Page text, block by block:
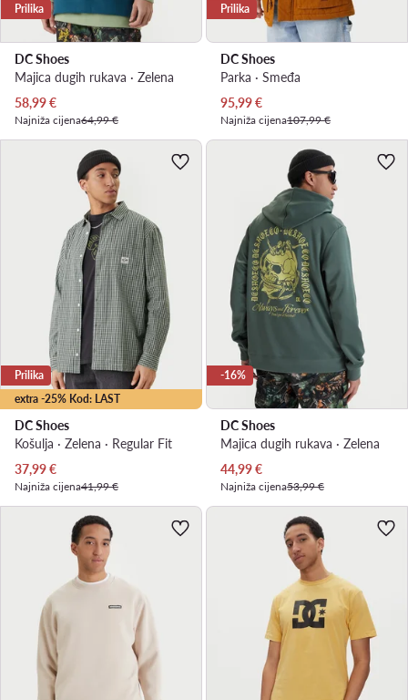
Prilika
DC Shoes
Majica dugih rukava · Zelena
Trenutna cijena
58,99€
Najniža cijena64,99 €
Prilika
DC Shoes
Parka · Smeđa
Trenutna cijena
95,99€
Najniža cijena107,99 €
extra -25% Kod: LAST
Prilika
DC Shoes
Košulja · Zelena · Regular Fit
Trenutna cijena
37,99€
Najniža cijena41,99 €
-16%
DC Shoes
Majica dugih rukava · Zelena
Trenutna cijena
44,99€
Najniža cijena53,99 €